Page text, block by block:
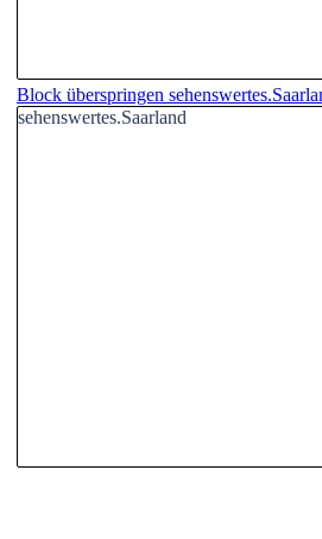
Block überspringen
sehenswertes.Saarland